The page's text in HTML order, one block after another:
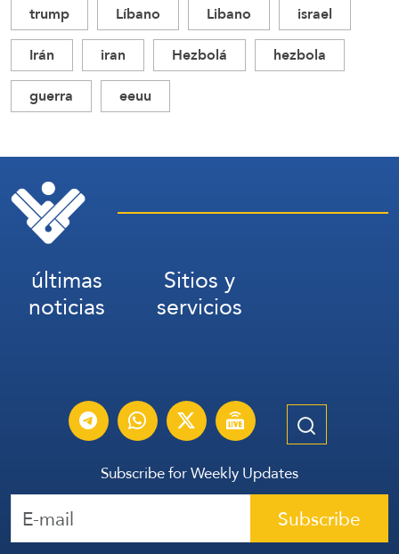
trump Líbano Libano
israel
Irán
iran Hezbolá
hezbola
guerra
eeuu
últimas
noticias
Sitios y
servicios
Subscribe for Weekly Updates
Subscribe